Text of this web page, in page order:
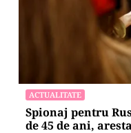
ACTUALITATE
Spionaj pentru
de 45 de ani,